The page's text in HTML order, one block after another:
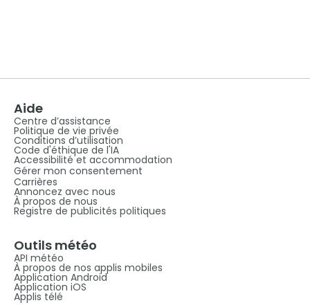
Aide
Centre d’assistance
Politique de vie privée
Conditions d’utilisation
Code d'éthique de l'IA
Accessibilité et accommodation
Gérer mon consentement
Carrières
Annoncez avec nous
À propos de nous
Registre de publicités politiques
Outils météo
API météo
À propos de nos applis mobiles
Application Android
Application iOS
Applis télé